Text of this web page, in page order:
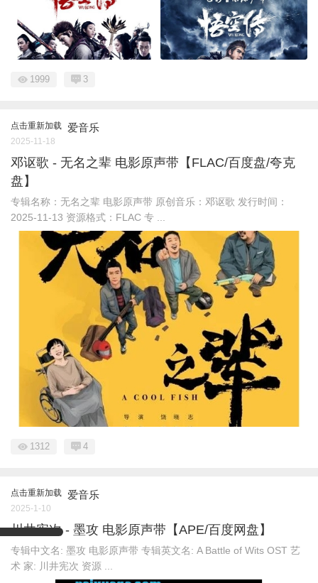
1999 3
点击重新加载 爱音乐
2025-11-18
邓讴歌 - 无名之辈 电影原声带【FLAC/百度盘/夸克
盘】
专辑名称：无名之辈 电影原声带 原创音乐：邓讴歌 发行时间：
2025-11-13 资源格式：FLAC 专 ...
1312 4
点击重新加载 爱音乐
2025-1-10
川井宪次 - 墨攻 电影原声带【APE/百度网盘】
专辑中文名: 墨攻 电影原声带 专辑英文名: A Battle of Wits OST 艺
术 家: 川井宪次 资源 ...